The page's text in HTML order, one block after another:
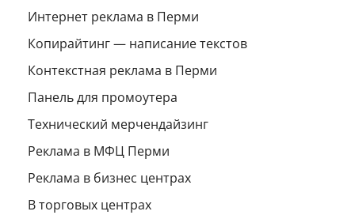
Интернет реклама в Перми
Копирайтинг — написание текстов
Контекстная реклама в Перми
Панель для промоутера
Технический мерчендайзинг
Реклама в МФЦ Перми
Реклама в бизнес центрах
В торговых центрах